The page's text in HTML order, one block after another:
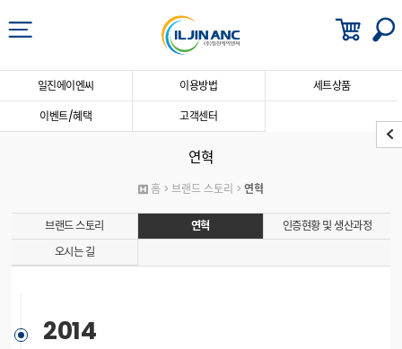
일진에이엔씨 이용방법
세트상품
이벤트/혜택
고객센터
연혁
홈 > 브랜드 스토리 > 연혁
브랜드 스토리 연혁
인증현황 및 생산과정
오시는 길
2014